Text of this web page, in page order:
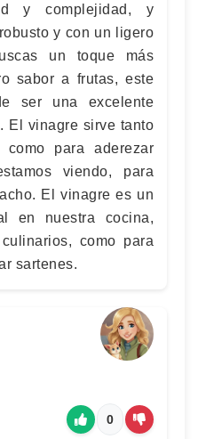
y complejidad, y
y con un ligero
un toque más
sabor a frutas, este
ser una excelente
El vinagre sirve tanto
para aderezar
viendo, para
El vinagre es un
en nuestra cocina,
como para
sartenes.
0